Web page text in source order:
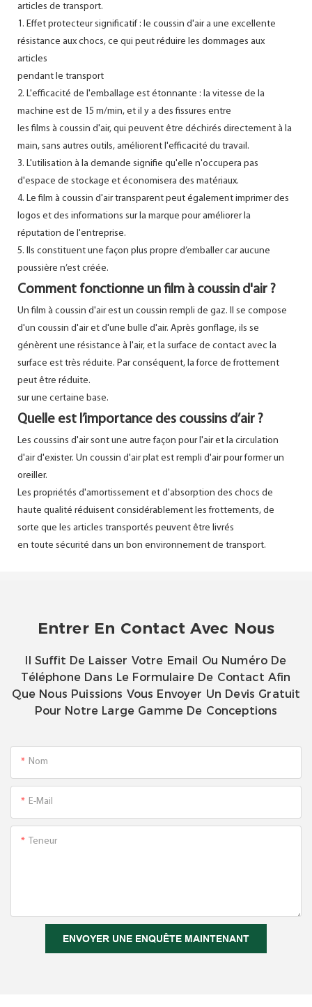
articles de transport.
1. Effet protecteur significatif : le coussin d'air a une excellente
résistance aux chocs, ce qui peut réduire les dommages aux
articles
pendant le transport
2. L'efficacité de l'emballage est étonnante : la vitesse de la
machine est de 15 m/min, et il y a des fissures entre
les films à coussin d'air, qui peuvent être déchirés directement à la
main, sans autres outils, améliorent l'efficacité du travail.
3. L'utilisation à la demande signifie qu'elle n'occupera pas
d'espace de stockage et économisera des matériaux.
4. Le film à coussin d'air transparent peut également imprimer des
logos et des informations sur la marque pour améliorer la
réputation de l'entreprise.
5. Ils constituent une façon plus propre d’emballer car aucune
poussière n’est créée.
Comment fonctionne un film à coussin d'air ?
Un film à coussin d'air est un coussin rempli de gaz. Il se compose
d'un coussin d'air et d'une bulle d'air. Après gonflage, ils se
génèrent une résistance à l'air, et la surface de contact avec la
surface est très réduite. Par conséquent, la force de frottement
peut être réduite.
sur une certaine base.
Quelle est l’importance des coussins d’air ?
Les coussins d'air sont une autre façon pour l'air et la circulation
d'air d'exister. Un coussin d'air plat est rempli d'air pour former un
oreiller.
Les propriétés d'amortissement et d'absorption des chocs de
haute qualité réduisent considérablement les frottements, de
sorte que les articles transportés peuvent être livrés
en toute sécurité dans un bon environnement de transport.
Entrer En Contact Avec Nous
Il Suffit De Laisser Votre Email Ou Numéro De
Téléphone Dans Le Formulaire De Contact Afin
Que Nous Puissions Vous Envoyer Un Devis Gratuit
Pour Notre Large Gamme De Conceptions
Nom
E-Mail
Teneur
ENVOYER UNE ENQUÊTE MAINTENANT